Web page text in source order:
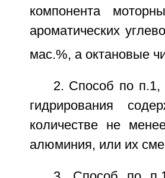
компонента
ароматических
мас.%, а октановые
2. Способ по п.1,
гидрирования
количестве не
алюминия, или их